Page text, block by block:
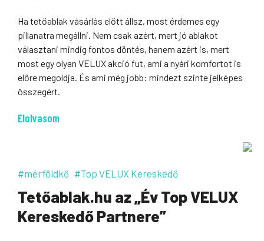
Ha tetőablak vásárlás előtt állsz, most érdemes egy
pillanatra megállni. Nem csak azért, mert jó ablakot
választani mindig fontos döntés, hanem azért is, mert
most egy olyan VELUX akció fut, ami a nyári komfortot is
előre megoldja. És ami még jobb: mindezt szinte jelképes
összegért.
Elolvasom
#mérföldkő #Top VELUX Kereskedő
Tetőablak.hu az „Év Top VELUX
Kereskedő Partnere”